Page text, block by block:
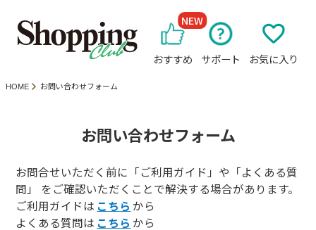
おすすめ
NEW
サポート お気に入り
HOME お問い合わせフォーム
お問い合わせフォーム
お問合せいただく前に「ご利用ガイド」や「よくある質
問」 をご確認いただくことで解決する場合があります。
ご利用ガイドは こちら から
よくある質問は こちら から